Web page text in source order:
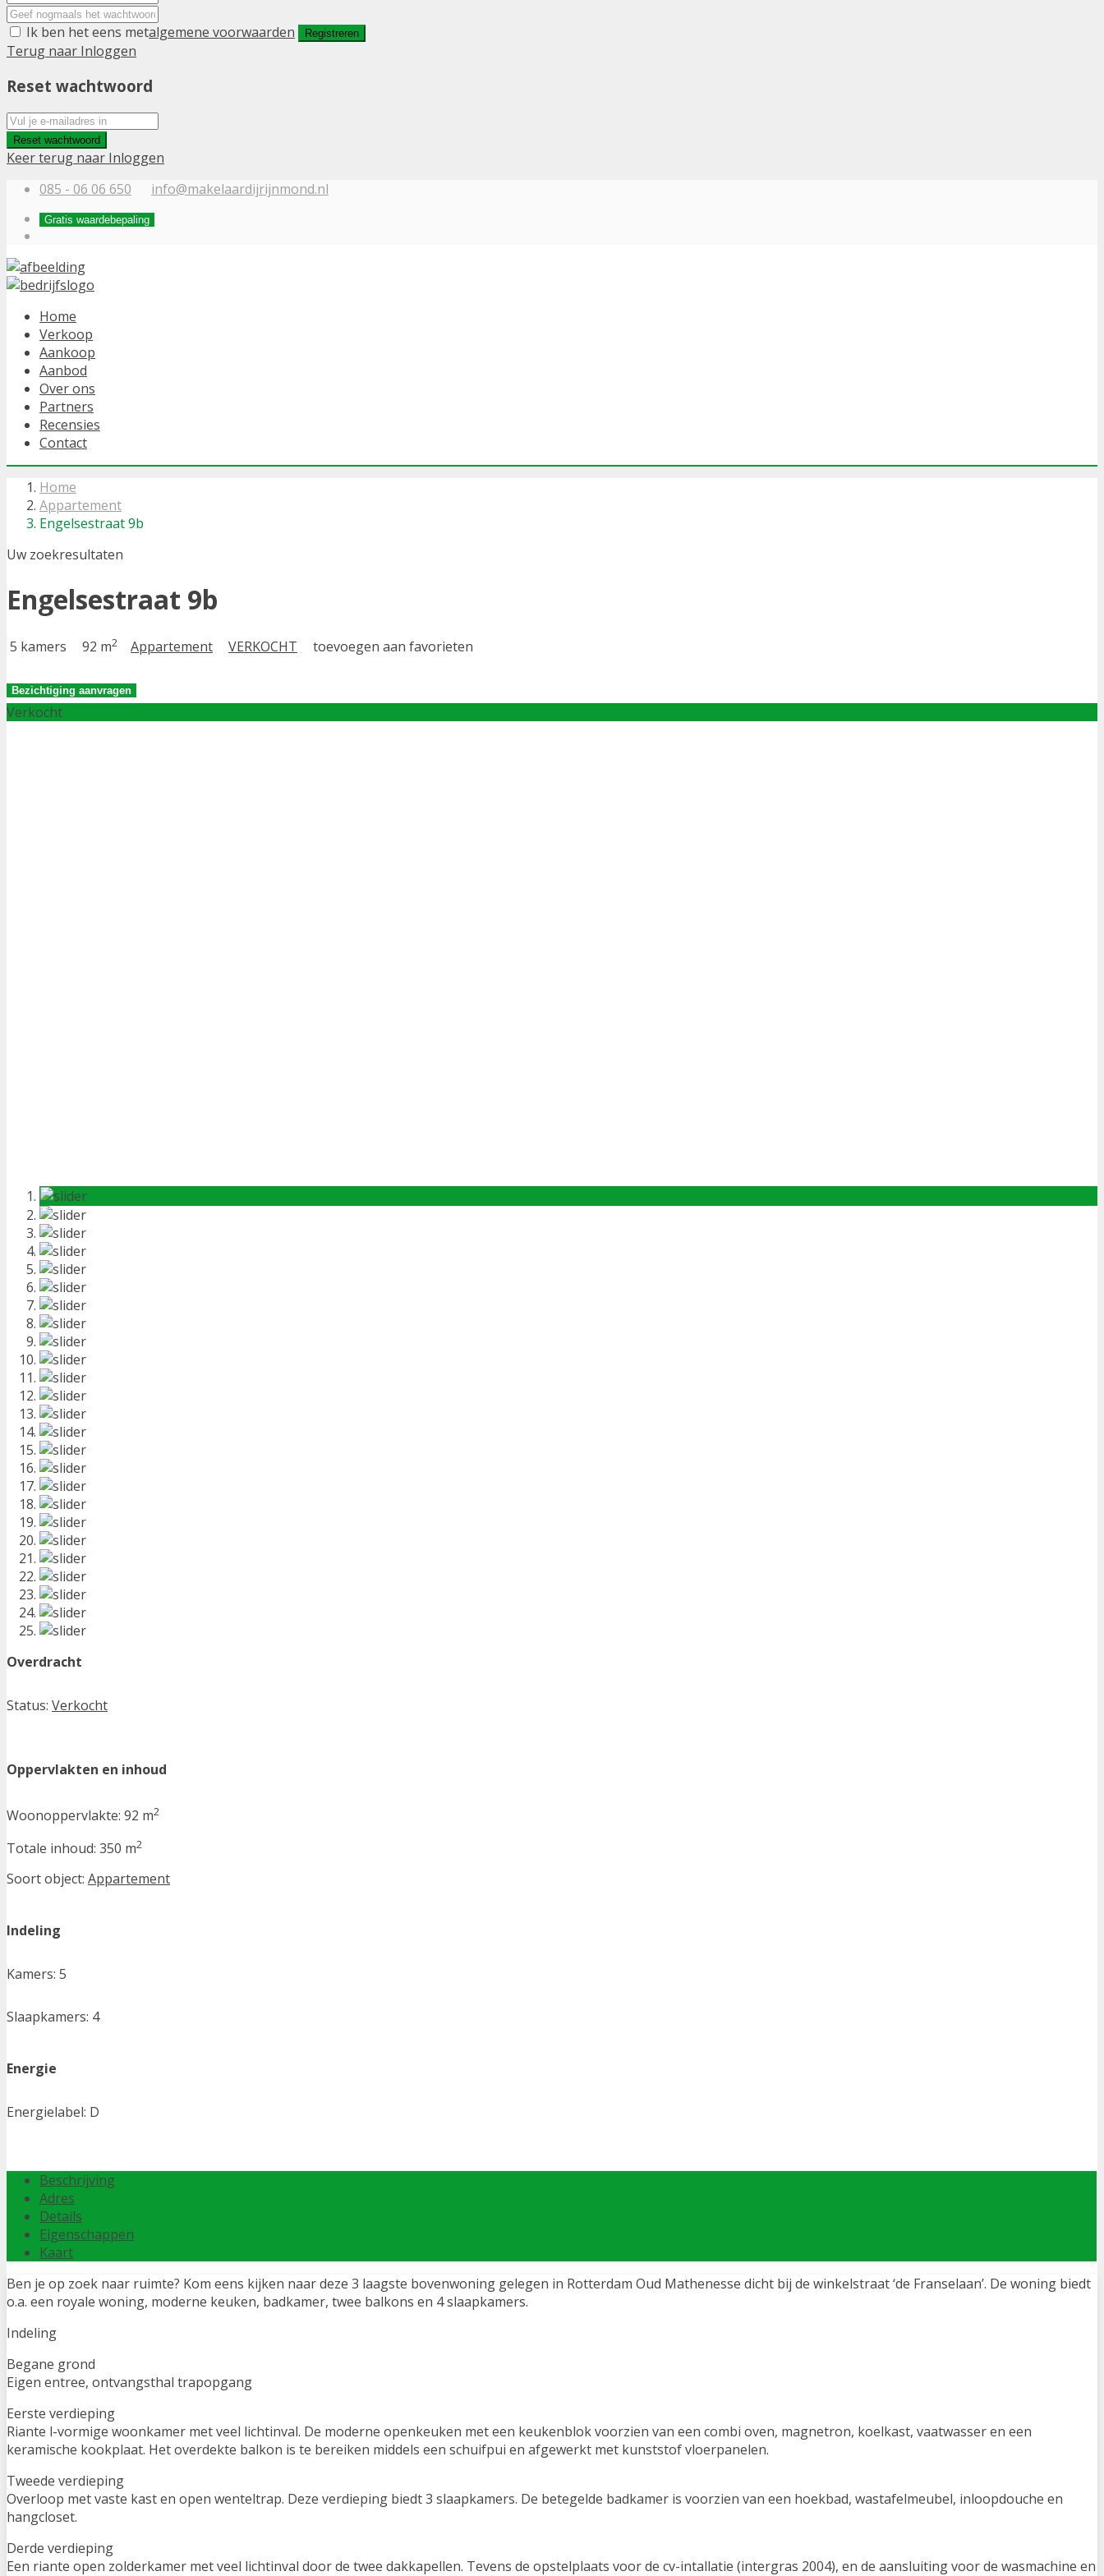
Ik ben het eens metalgemene voorwaarden Registreren
Terug naar Inloggen
Reset wachtwoord
Reset wachtwoord
Keer terug naar Inloggen
085 - 06 06 650
info@makelaardijrijnmond.nl
Gratis waardebepaling
Home
Verkoop
Aankoop
Aanbod
Over ons
Partners
Recensies
Contact
Home
Appartement
Engelsestraat 9b
Uw zoekresultaten
Engelsestraat 9b
5 kamers 92 m2 Appartement VERKOCHT toevoegen aan favorieten
Bezichtiging aanvragen
Verkocht
Overdracht
Status: Verkocht
Oppervlakten en inhoud
Woonoppervlakte: 92 m2
Totale inhoud: 350 m2
Soort object: Appartement
Indeling
Kamers: 5
Slaapkamers: 4
Energie
Energielabel: D
Beschrijving
Adres
Details
Eigenschappen
Kaart
Ben je op zoek naar ruimte? Kom eens kijken naar deze 3 laagste bovenwoning gelegen in Rotterdam Oud Mathenesse dicht bij de winkelstraat ‘de Franselaan’. De woning biedt
o.a. een royale woning, moderne keuken, badkamer, twee balkons en 4 slaapkamers.
Indeling
Begane grond
Eigen entree, ontvangsthal trapopgang
Eerste verdieping
Riante l-vormige woonkamer met veel lichtinval. De moderne openkeuken met een keukenblok voorzien van een combi oven, magnetron, koelkast, vaatwasser en een
keramische kookplaat. Het overdekte balkon is te bereiken middels een schuifpui en afgewerkt met kunststof vloerpanelen.
Tweede verdieping
Overloop met vaste kast en open wenteltrap. Deze verdieping biedt 3 slaapkamers. De betegelde badkamer is voorzien van een hoekbad, wastafelmeubel, inloopdouche en
hangcloset.
Derde verdieping
Een riante open zolderkamer met veel lichtinval door de twee dakkapellen. Tevens de opstelplaats voor de cv-intallatie (intergras 2004), en de aansluiting voor de wasmachine en